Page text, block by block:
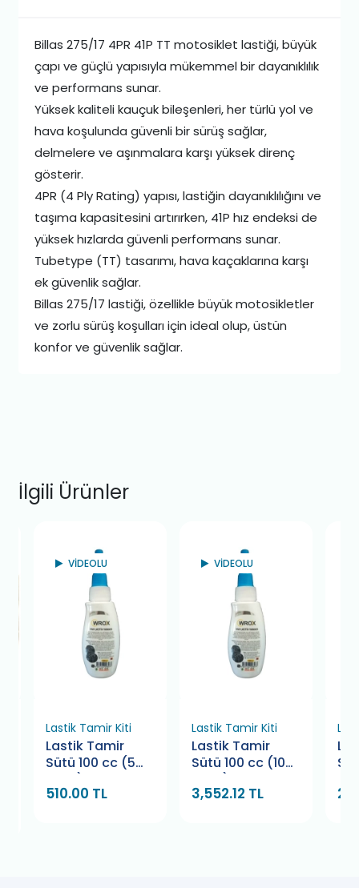
Billas 275/17 4PR 41P TT motosiklet lastiği, büyük
çapı ve güçlü yapısıyla mükemmel bir dayanıklılık
ve performans sunar.
Yüksek kaliteli kauçuk bileşenleri, her türlü yol ve
hava koşulunda güvenli bir sürüş sağlar,
delmelere ve aşınmalara karşı yüksek direnç
gösterir.
4PR (4 Ply Rating) yapısı, lastiğin dayanıklılığını ve
taşıma kapasitesini artırırken, 41P hız endeksi de
yüksek hızlarda güvenli performans sunar.
Tubetype (TT) tasarımı, hava kaçaklarına karşı
ek güvenlik sağlar.
Billas 275/17 lastiği, özellikle büyük motosikletler
ve zorlu sürüş koşulları için ideal olup, üstün
konfor ve güvenlik sağlar.
İlgili Ürünler
VİDEOLU
Lastik Tamir Kiti
Lastik Tamir
Sütü 100 cc (5
Adet)
510.00 TL
VİDEOLU
Lastik Tamir Kiti
Lastik Tamir
Sütü 100 cc (100
Adet)
3,552.12 TL